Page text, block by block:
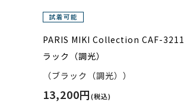
PARIS MIKI Collection CAF-
ラック（調光）
（ブラック（調光））
13,200円(税込)